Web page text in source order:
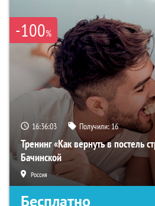
-100%
16:36:02 Получили:16
Тренинг «Как вернуть в постель
Бачинской
Россия
Бесплатно